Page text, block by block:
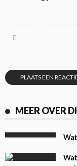
PLAATS EEN
MEER OVER